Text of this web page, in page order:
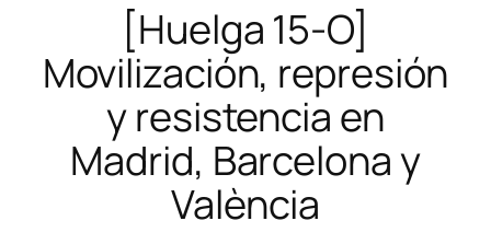
[Huelga 15-O]
Movilización, represión
y resistencia en
Madrid, Barcelona y
València